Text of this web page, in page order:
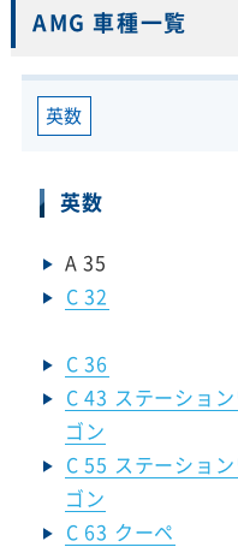
AMG 車種一覧
英数
英数
A 35
C 32
C 36
C 43 ステーション
ゴン
C 55 ステーション
ゴン
C 63 クーペ